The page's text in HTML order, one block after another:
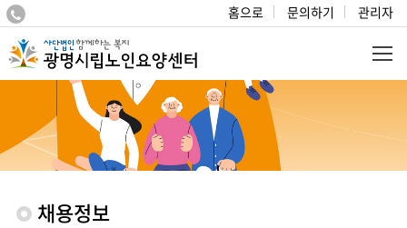
홈으로 문의하기 관리자
채용정보